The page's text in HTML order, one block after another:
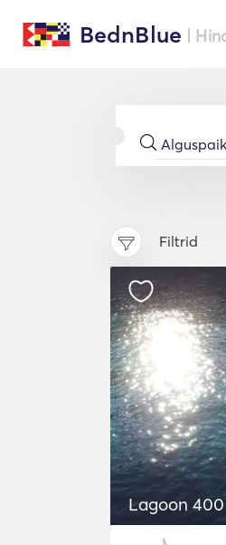
BednBlue |
Filtrid
Lagoon